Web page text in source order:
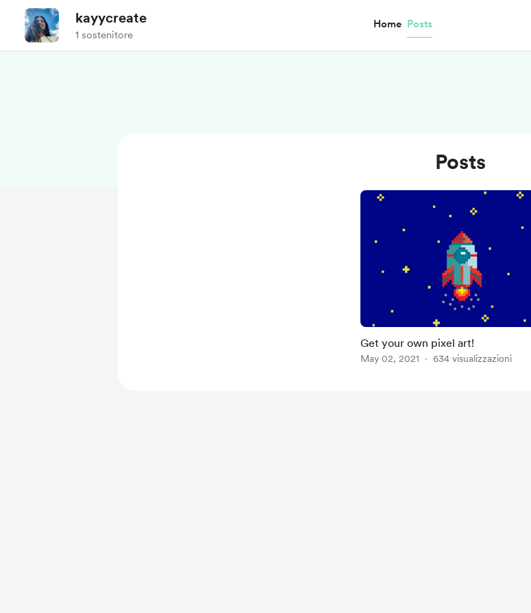
kayycreate
1 sostenitore
Home Posts
Posts
Get your own pixel art!
May 02, 2021 634 visualizzazioni